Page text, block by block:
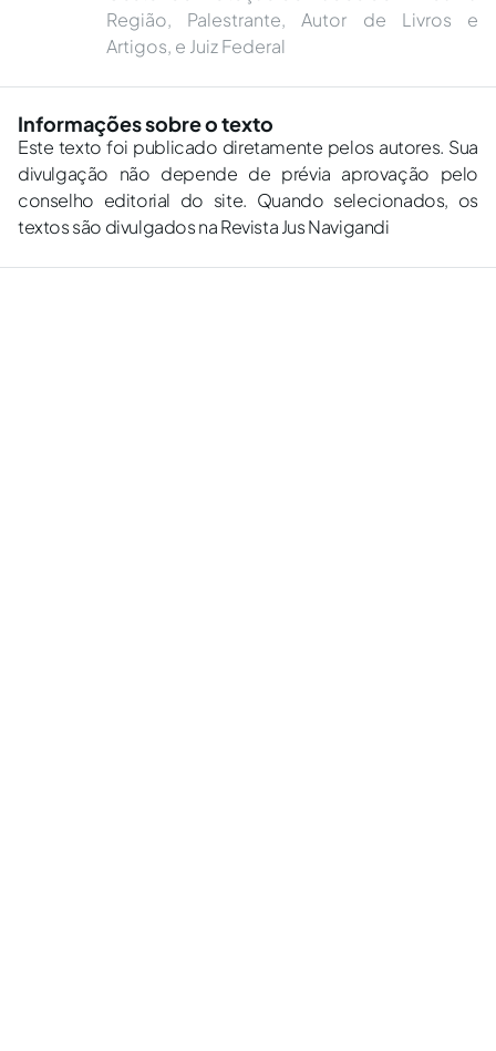
Região, Palestrante, Autor de Livros e
Artigos, e Juiz Federal
Informações sobre o texto
Este texto foi publicado diretamente pelos autores. Sua
divulgação não depende de prévia aprovação pelo
conselho editorial do site. Quando selecionados, os
textos são divulgados na Revista Jus Navigandi